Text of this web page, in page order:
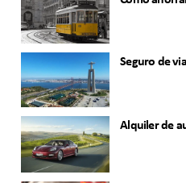
Seguro de
Alquiler de